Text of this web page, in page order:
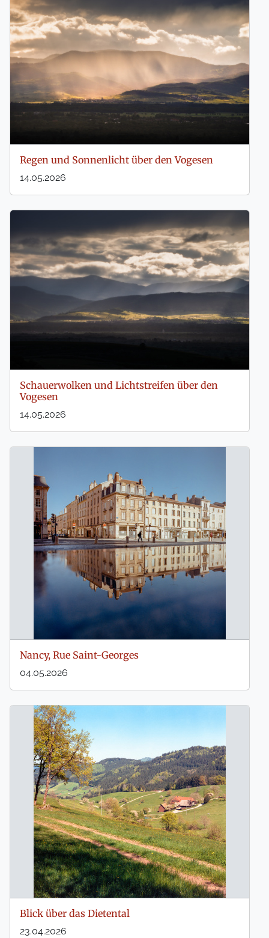
Regen und Sonnenlicht über den Vogesen
14.05.2026
Schauerwolken und Lichtstreifen über den
Vogesen
14.05.2026
Nancy, Rue Saint-Georges
04.05.2026
Blick über das Dietental
23.04.2026